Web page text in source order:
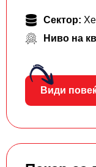
Сектор:
Ниво на
Види